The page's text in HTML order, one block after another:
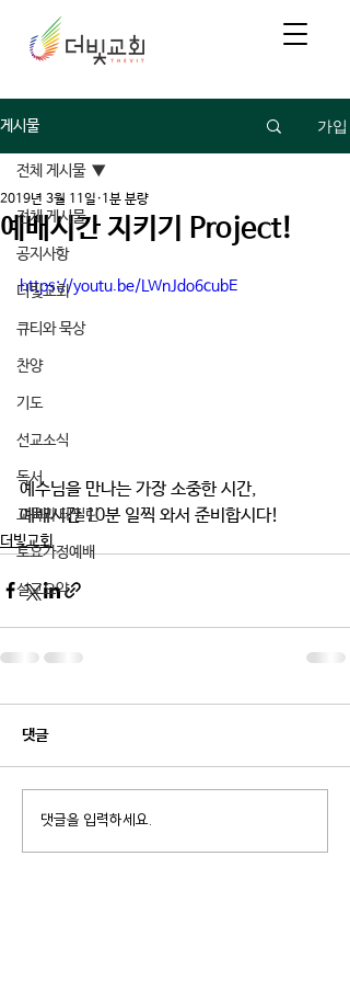
게시물 가입
전체 게시물
공지사항
더빛교회
큐티와 묵상
찬양
기도
선교소식
독서
교육과 테필린
토요가정예배
설교요약
전체 게시물
예배시간 지키기 Project!
2019년 3월 11일 1분 분량
https://youtu.be/LWnJdo6cubE
예수님을 만나는 가장 소중한 시간,
예배시간 10분 일찍 와서 준비합시다!
더빛교회
댓글
댓글을 입력하세요.